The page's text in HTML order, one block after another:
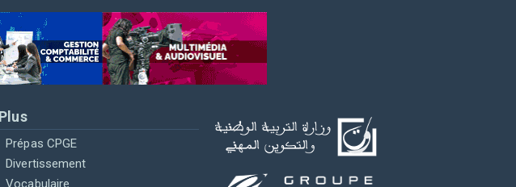
Plus
Prépas CPGE
Divertissement
Vocabulaire